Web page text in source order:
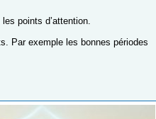
points d’attention.
Par exemple les bonnes périodes